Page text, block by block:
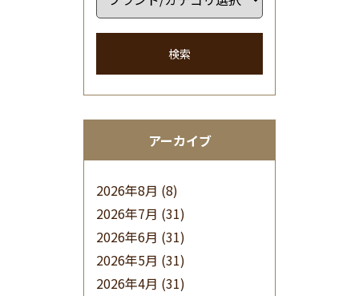
検索
アーカイブ
2026年8月 (8)
2026年7月 (31)
2026年6月 (31)
2026年5月 (31)
2026年4月 (31)